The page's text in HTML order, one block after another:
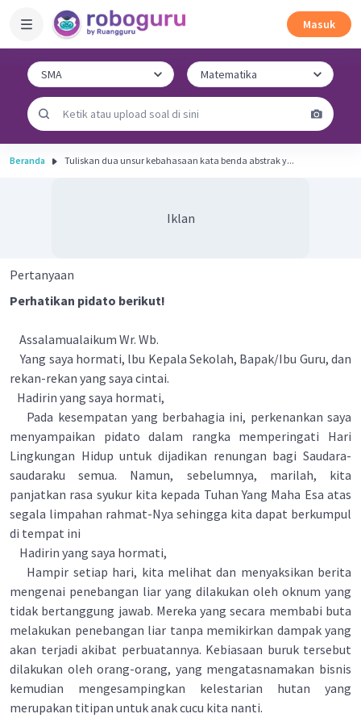
Masuk
Beranda Tuliskan dua unsur kebahasaan kata benda abstrak y...
Iklan
Pertanyaan
Perhatikan pidato berikut!
Assalamualaikum Wr. Wb.
Yang saya hormati, lbu Kepala Sekolah, Bapak/Ibu Guru, dan
rekan-rekan yang saya cintai.
Hadirin yang saya hormati,
Pada kesempatan yang berbahagia ini, perkenankan saya
menyampaikan pidato dalam rangka memperingati Hari
Lingkungan Hidup untuk dijadikan renungan bagi Saudara-
saudaraku semua. Namun, sebelumnya, marilah, kita
panjatkan rasa syukur kita kepada Tuhan Yang Maha Esa atas
segala limpahan rahmat-Nya sehingga kita dapat berkumpul
di tempat ini
Hadirin yang saya hormati,
Hampir setiap hari, kita melihat dan menyaksikan berita
mengenai penebangan liar yang dilakukan oleh oknum yang
tidak bertanggung jawab. Mereka yang secara membabi buta
melakukan penebangan liar tanpa memikirkan dampak yang
akan terjadi akibat perbuatannya. Kebiasaan buruk tersebut
dilakukan oleh orang-orang, yang mengatasnamakan bisnis
kemudian mengesampingkan kelestarian hutan yang
merupakan titipan untuk anak cucu kita nanti.